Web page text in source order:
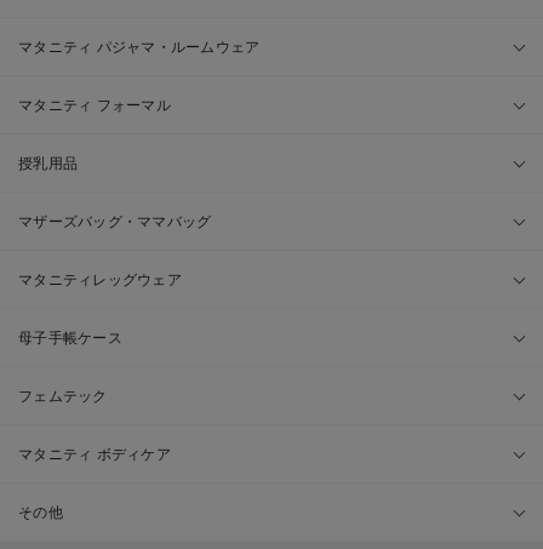
マタニティ パジャマ・ルームウェア
マタニティ フォーマル
授乳用品
マザーズバッグ・ママバッグ
マタニティレッグウェア
母子手帳ケース
フェムテック
マタニティ ボディケア
その他